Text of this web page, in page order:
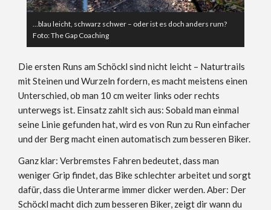
…blau leicht, schwarz schwer – oder ist es doch anders rum?
Foto: The Gap Coaching
Die ersten Runs am Schöckl sind nicht leicht – Naturtrails
mit Steinen und Wurzeln fordern, es macht meistens einen
Unterschied, ob man 10 cm weiter links oder rechts
unterwegs ist. Einsatz zahlt sich aus: Sobald man einmal
seine Linie gefunden hat, wird es von Run zu Run einfacher
und der Berg macht einen automatisch zum besseren Biker.
Ganz klar: Verbremstes Fahren bedeutet, dass man
weniger Grip findet, das Bike schlechter arbeitet und sorgt
dafür, dass die Unterarme immer dicker werden. Aber: Der
Schöckl macht dich zum besseren Biker, zeigt dir wann du